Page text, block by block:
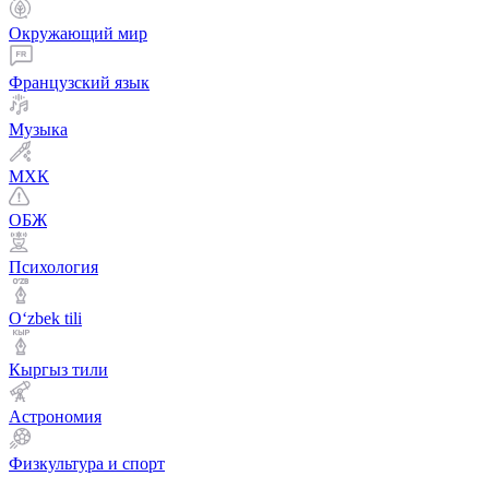
Окружающий мир
Французский язык
Музыка
МХК
ОБЖ
Психология
Оʻzbek tili
Кыргыз тили
Астрономия
Физкультура и спорт